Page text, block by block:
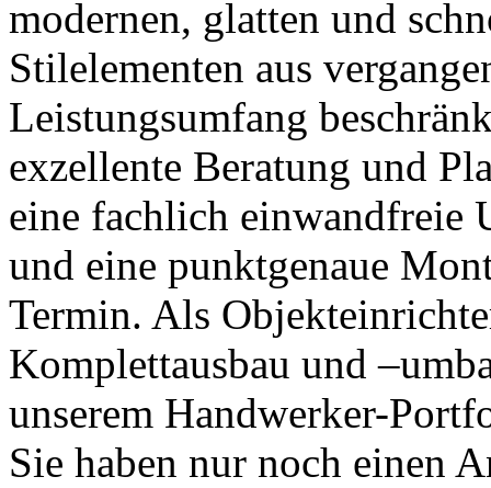
modernen, glatten und
Stilelementen aus
Leistungsumfang
exzellente Beratung und
eine fachlich einwandfreie
und eine punktgenaue
Termin. Als
Komplettausbau und
unserem Handwerker-
Sie haben nur noch einen